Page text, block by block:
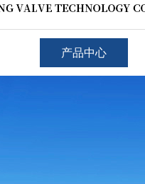
产品中心